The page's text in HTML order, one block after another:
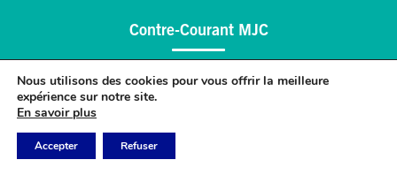
Contre-Courant MJC
55 430 Belleville sur Meuse
contact[at]contrecourantmjc.fr
Nous utilisons des cookies pour vous offrir la meilleure
expérience sur notre site.
En savoir plus
Accepter Refuser